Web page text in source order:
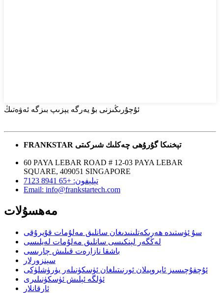
ئۇچۇرىڭىزنى بۇ يەرگە يېزىپ بىزگە ئەۋەتىڭ
FRANKSTAR تېخنىكا گۇرۇھى چەكلىك شىركىتى
60 PAYA LEBAR ROAD # 12-03 PAYA LEBAR
SQUARE, 409051 SINGAPORE
تېلېفون: +65 8941 7123
Email: info@frankstartech.com
مەھسۇلات
سۇ ئۈستىدە ھەرىكەتلىنىدىغان سانلىق مەلۇمات قۇيرۇقى
لەڭگەر لېنكىسى سانلىق مەلۇمات لەيلىسى
باشقا نازارەت قىلىش چارىسى
سېنزورلار
ئۇچقۇچىسىز ئايروپىلان ئورنىتىلغان ئۈسكۈنىلەر يۈرۈشلۈكى
ئۈلگە ئېلىش ئۈسكۈنىلىرى
ئارقانلار